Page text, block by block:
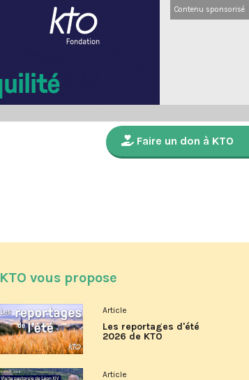
Contenu sponsorisé
Faire un don à KTO
KTO vous propose
Article
Les reportages d'été
2026 de KTO
Article